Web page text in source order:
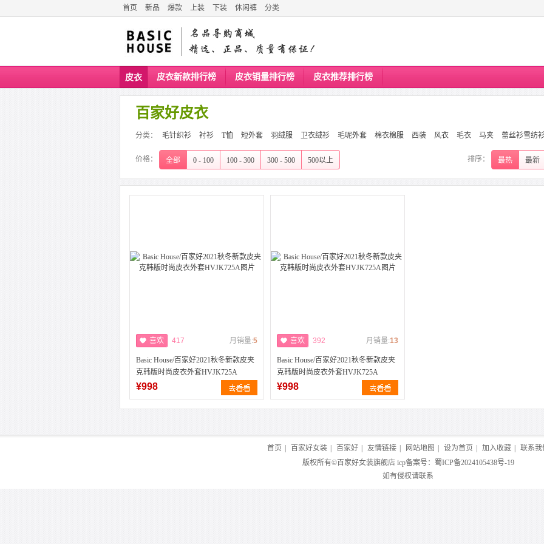
首页 新品 爆款 上装 下装 休闲裤 分类
皮衣 皮衣新款排行榜 皮衣销量排行榜 皮衣推荐排行榜
百家好皮衣
分类： 毛针织衫 衬衫 T恤 短外套 羽绒服 卫衣绒衫 毛呢外套 棉衣棉服 西装 风衣 毛衣 马夹 蕾丝衫雪纺
价格： 全部 0 - 100 100 - 300 300 - 500 500以上 排序： 最热 最新
喜欢 417 月销量:5
Basic House/百家好2021秋冬新款皮夹
克韩版时尚皮衣外套HVJK725A
¥998
喜欢 392 月销量:13
Basic House/百家好2021秋冬新款皮夹
克韩版时尚皮衣外套HVJK725A
¥998
首页 百家好女装 百家好 友情链接 网站地图 设为首页 加入收藏
联系我
版权所有©百家好女装旗舰店icp备案号： 蜀ICP备2024105438号-19
如有侵权请联系